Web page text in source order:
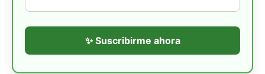
✨ Suscribirme ahora